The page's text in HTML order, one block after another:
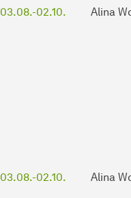
03.08.-02.10. Alina
03.08.-02.10. Alina